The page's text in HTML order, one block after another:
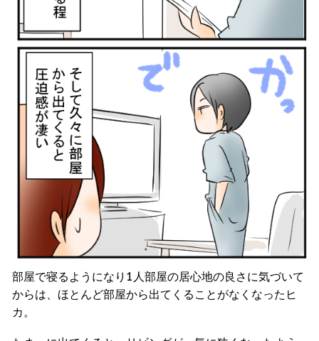
部屋で寝るようになり1人部屋の居心地の良さに気づいて
からは、ほとんど部屋から出てくることがなくなったヒ
カ。